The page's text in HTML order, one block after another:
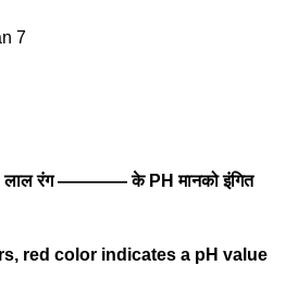
7
लाल रंग ———— के PH मानको इंगित
red color indicates a pH value